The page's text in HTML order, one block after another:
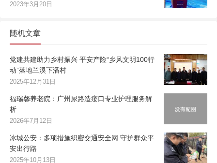
2023年3月20日
随机文章
党建共建助力乡村振兴 平安产险“乡风文明100行
动”落地兰溪下潘村
2025年12月31日
福瑞馨养老院：广州尿路造瘘口专业护理服务解
析
2026年7月12日
冰城公安：多项措施织密交通安全网 守护群众平
安出行路
2025年10月13日